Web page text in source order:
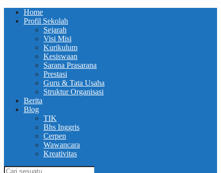
Home
Profil Sekolah
Sejarah
Visi Misi
Kurikulum
Kesiswaan
Sarana Prasarana
Prestasi
Guru & Tata Usaha
Struktur Organisasi
Berita
Blog
TIK
Bhs Inggris
Cerpen
Wawancara
Kreativitas